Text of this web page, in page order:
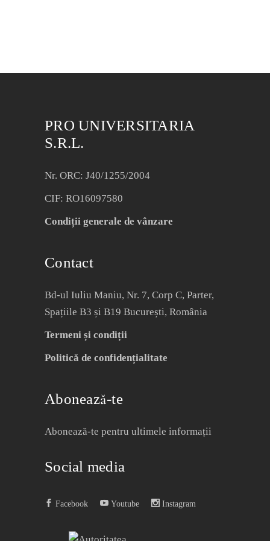
PRO UNIVERSITARIA
S.R.L.
Nr. ORC: J40/1255/2004
CIF: RO16097580
Condiții generale de vânzare
Contact
Bd-ul Iuliu Maniu, Nr. 7, Corp C, Parter,
Spațiile B3 și B19 București, România
Termeni și condiții
Politică de confidențialitate
Abonează-te
Abonează-te pentru ultimele informații
Social media
Facebook Youtube Instagram